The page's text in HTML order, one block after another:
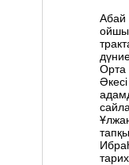
Абай
Орта